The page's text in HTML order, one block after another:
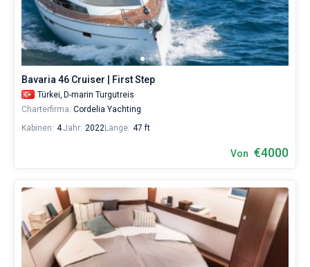
Bavaria 46 Cruiser | First Step
Türkei, D-marin Turgutreis
Charterfirma: Cordelia Yachting
Kabinen: 4Jahr: 2022Länge: 47 ft
Von €4000